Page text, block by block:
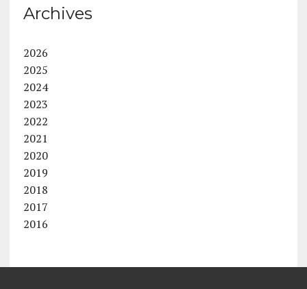
Archives
2026
2025
2024
2023
2022
2021
2020
2019
2018
2017
2016